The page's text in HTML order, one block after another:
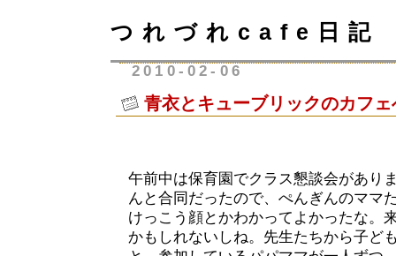
つれづれcafe日記
2010-02-06
青衣とキューブリックのカフェ
午前中は保育園でクラス懇談会があり
んと合同だったので、ぺんぎんのママ
けっこう顔とかわかってよかったな。
かもしれないしね。先生たちから子ど